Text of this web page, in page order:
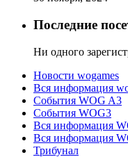
Последние
Ни одного
Новости wogames
Вся информация
События WOG A3
События WOG3
Вся информация
Вся информация
Трибунал